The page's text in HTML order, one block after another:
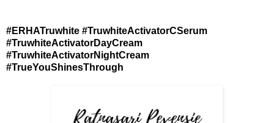
#ERHATruwhite #TruwhiteActivatorCSerum
#TruwhiteActivatorDayCream
#TruwhiteActivatorNightCream
#TrueYouShinesThrough